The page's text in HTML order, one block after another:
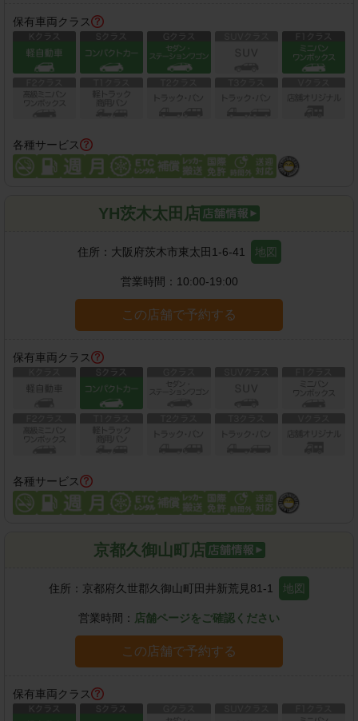
保有車両クラス
各種サービス
YH茨木太田店
住所： 大阪府茨木市東太田1-6-41 地図
営業時間： 10:00-19:00
この店舗で予約する
保有車両クラス
各種サービス
京都久御山町店
住所： 京都府久世郡久御山町田井新荒見81-1 地図
営業時間： 店舗ページをご確認ください
この店舗で予約する
保有車両クラス